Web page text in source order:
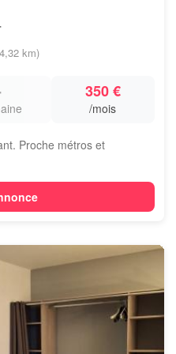
km)
350 €
/mois
Proche métros et